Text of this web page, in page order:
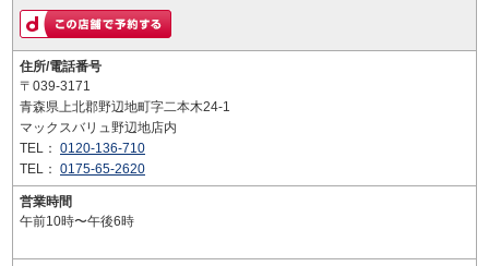
住所/電話番号
〒039-3171
青森県上北郡野辺地町字二本木24-1
マックスバリュ野辺地店内
TEL： 0120-136-710
TEL： 0175-65-2620
営業時間
午前10時〜午後6時